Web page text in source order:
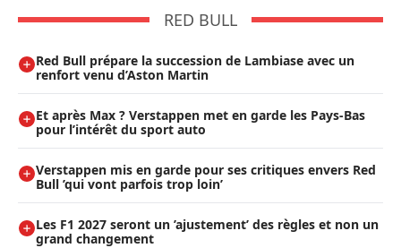
RED BULL
Red Bull prépare la succession de Lambiase avec un
renfort venu d’Aston Martin
Et après Max ? Verstappen met en garde les Pays-Bas
pour l’intérêt du sport auto
Verstappen mis en garde pour ses critiques envers Red
Bull ’qui vont parfois trop loin’
Les F1 2027 seront un ’ajustement’ des règles et non un
grand changement